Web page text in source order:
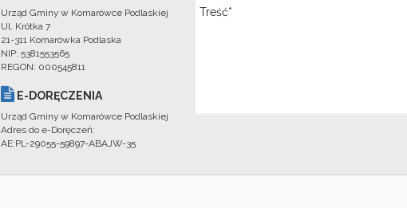
Urząd Gminy w Komarówce Podlaskiej
Ul. Krótka 7
21-311 Komarówka Podlaska
NIP: 5381553565
REGON: 000545811
E-DORĘCZENIA
Urząd Gminy w Komarówce Podlaskiej
Adres do e-Doręczeń:
AE:PL-29055-59897-ABAJW-35